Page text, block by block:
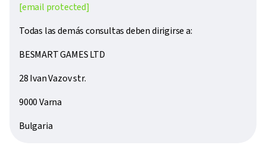
[email protected]
Todas las demás consultas deben dirigirse a:
BESMART GAMES LTD
28 Ivan Vazov str.
9000 Varna
Bulgaria